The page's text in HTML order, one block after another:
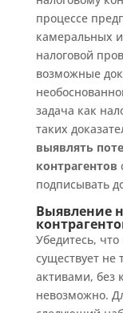
процессе
камеральных
налоговой
возможные
задача как
таких
выявлять
контрагентов
подписывать
Выявление
Убедитесь,
существует не
активами, без
невозможно.